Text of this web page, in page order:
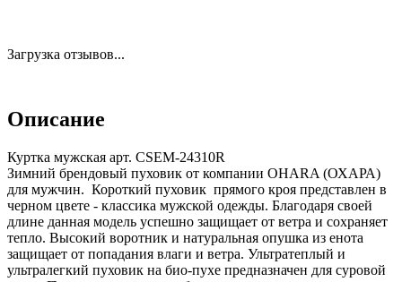
Загрузка отзывов...
Описание
Куртка мужская арт. CSEM-24310R
Зимний брендовый пуховик от компании OHARA (ОХАРА)
для мужчин. Короткий пуховик прямого кроя представлен в
черном цвете - классика мужской одежды. Благодаря своей
длине данная модель успешно защищает от ветра и сохраняет
тепло. Высокий воротник и натуральная опушка из енота
защищает от попадания влаги и ветра. Ультратеплый и
ультралегкий пуховик на био-пухе предназначен для суровой